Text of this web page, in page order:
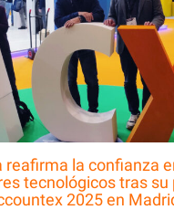
reafirma la confianza
tecnológicos tras su
2025 en